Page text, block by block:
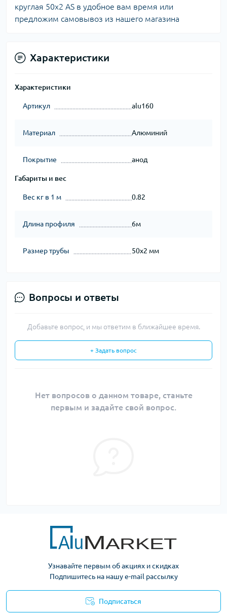
круглая 50х2 AS в удобное вам время или
предложим самовывоз из нашего магазина
Характеристики
Характеристики
Артикул alu160
Материал Алюминий
Покрытие анод
Габариты и вес
Вес кг в 1 м 0.82
Длина профиля 6м
Размер трубы 50х2 мм
Вопросы и ответы
Добавьте вопрос, и мы ответим в ближайшее время.
+ Задать вопрос
Нет вопросов о данном товаре, станьте
первым и задайте свой вопрос.
Узнавайте первым об акциях и скидках
Подпишитесь на нашу e-mail рассылку
Подписаться